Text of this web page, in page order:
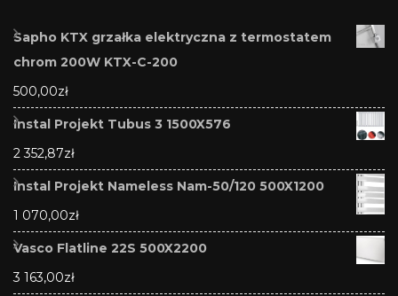
Sapho KTX grzałka elektryczna z termostatem
chrom 200W KTX-C-200
500,00zł
Instal Projekt Tubus 3 1500X576
2 352,87zł
Instal Projekt Nameless Nam-50/120 500X1200
1 070,00zł
Vasco Flatline 22S 500X2200
3 163,00zł